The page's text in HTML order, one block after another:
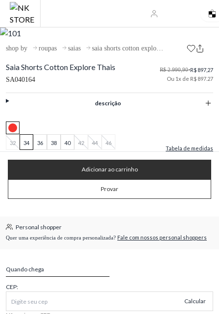
shop by roupas saias saia shorts cotton explore thais
Saia Shorts Cotton Explore Thais
SA040164
R$ 2.990,90•R$ 897,27
Ou 1x de R$ 897.27
descrição
32 34 36 38 40 42 44
46
Tabela de medidas
Adicionar ao carrinho
Provar
Personal shopper
Quer uma experiência de compra personalizada? Fale com nossos personal shoppers
Quando chega
CEP:
Calcular